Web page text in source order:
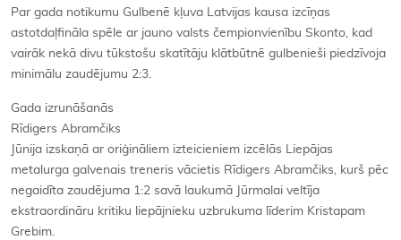
Par gada notikumu Gulbenē kļuva Latvijas kausa izcīņas
astotdaļfināla spēle ar jauno valsts čempionvienību Skonto, kad
vairāk nekā divu tūkstošu skatītāju klātbūtnē gulbenieši piedzīvoja
minimālu zaudējumu 2:3.
Gada izrunāšanās
Rīdigers Abramčiks
Jūnija izskaņā ar oriģināliem izteicieniem izcēlās Liepājas
metalurga galvenais treneris vācietis Rīdigers Abramčiks, kurš pēc
negaidīta zaudējuma 1:2 savā laukumā Jūrmalai veltīja
ekstraordināru kritiku liepājnieku uzbrukuma līderim Kristapam
Grebim.